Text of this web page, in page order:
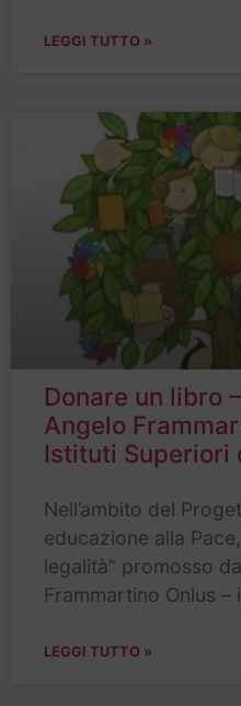
LEGGI TUTTO »
Donare un libro
Angelo
Istituti Superiori
Nell’ambito del
educazione alla
legalità” promosso
Frammartino Onlus –
LEGGI TUTTO »